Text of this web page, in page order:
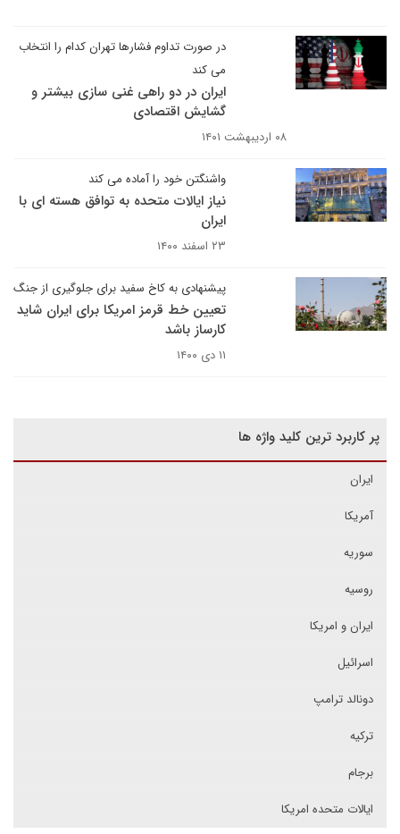
در صورت تداوم فشارها تهران کدام را انتخاب
می کند
ایران در دو راهی غنی سازی بیشتر و
گشایش اقتصادی
۰۸ اردیبهشت ۱۴۰۱
واشنگتن خود را آماده می کند
نیاز ایالات متحده به توافق هسته ای با
ایران
۲۳ اسفند ۱۴۰۰
پیشنهادی به کاخ سفید برای جلوگیری از جنگ
تعیین خط قرمز امریکا برای ایران شاید
کارساز باشد
۱۱ دی ۱۴۰۰
پر کاربرد ترین کلید واژه ها
ایران
آمریکا
سوریه
روسیه
ایران و امریکا
اسرائیل
دونالد ترامپ
ترکیه
برجام
ایالات متحده امریکا